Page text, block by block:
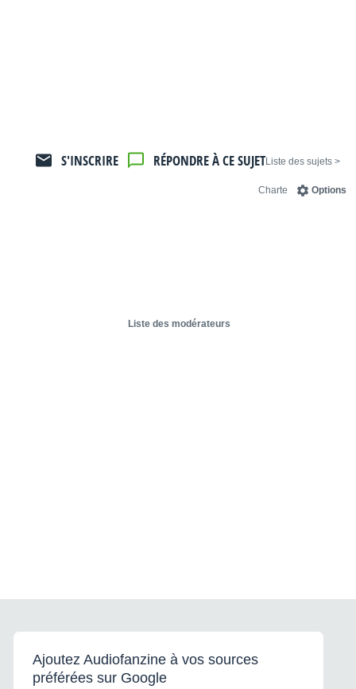
< Liste des sujets
RÉPONDRE À CE SUJET
S'INSCRIRE
Options
Charte
Liste des modérateurs
Ajoutez Audiofanzine à vos sources
préférées sur Google